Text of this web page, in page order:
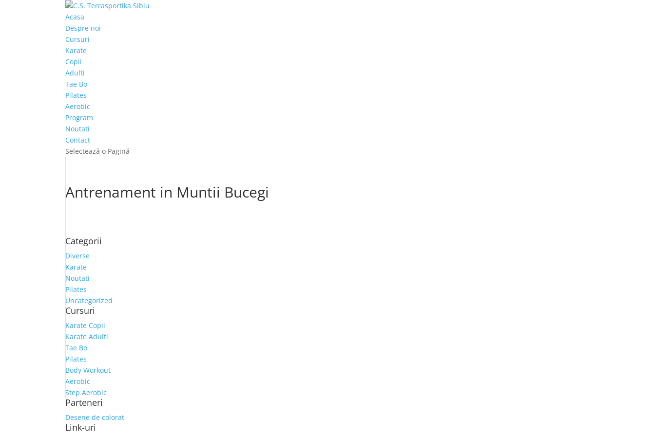
Acasa
Despre noi
Cursuri
Karate
Copii
Adulti
Tae Bo
Pilates
Aerobic
Program
Noutati
Contact
Selectează o Pagină
Antrenament in Muntii Bucegi
Categorii
Diverse
Karate
Noutati
Pilates
Uncategorized
Cursuri
Karate Copii
Karate Adulti
Tae Bo
Pilates
Body Workout
Aerobic
Step Aerobic
Parteneri
Desene de colorat
Link-uri